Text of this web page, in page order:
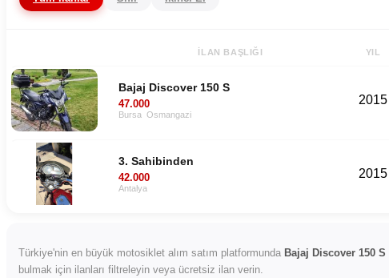
İLAN BAŞLIĞI YIL
Bajaj Discover 150 S
47.000
Bursa Osmangazi
2015
3. Sahibinden
42.000
Antalya
2015
Türkiye'nin en büyük motosiklet alım satım platformunda Bajaj Discover 150 S
bulmak için ilanları filtreleyin veya ücretsiz ilan verin.